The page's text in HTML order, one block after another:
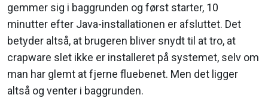
gemmer sig i baggrunden og først starter, 10
minutter efter Java-installationen er afsluttet. Det
betyder altså, at brugeren bliver snydt til at tro, at
crapware slet ikke er installeret på systemet, selv om
man har glemt at fjerne fluebenet. Men det ligger
altså og venter i baggrunden.